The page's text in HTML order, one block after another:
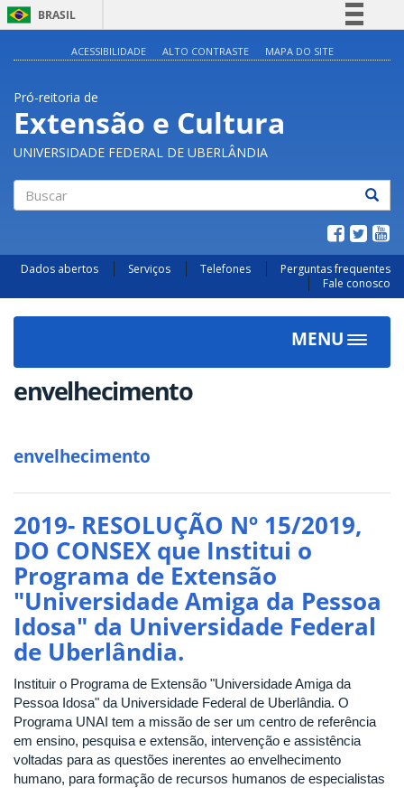
BRASIL
Acesso à informação
Legislação
Canais
ACESSIBILIDADE ALTO CONTRASTE MAPA DO SITE
Pró-reitoria de
Extensão e Cultura
UNIVERSIDADE FEDERAL DE UBERLÂNDIA
Dados abertos Serviços Telefones
Perguntas frequentes
Fale conosco
MENU
Toggle
envelhecimento
envelhecimento
2019- RESOLUÇÃO Nº 15/2019,
DO CONSEX que Institui o
Programa de Extensão
"Universidade Amiga da Pessoa
Idosa" da Universidade Federal
de Uberlândia.
Instituir o Programa de Extensão "Universidade Amiga da
Pessoa Idosa" da Universidade Federal de Uberlândia. O
Programa UNAI tem a missão de ser um centro de referência
em ensino, pesquisa e extensão, intervenção e assistência
voltadas para as questões inerentes ao envelhecimento
humano, para formação de recursos humanos de especialistas